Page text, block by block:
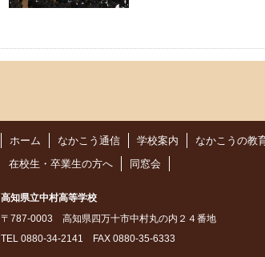
ホーム なかこう通信 学校案内 なかこうの教
在校生・卒業生の方へ
同窓会
高知県立中村高等学校
〒787-0003 高知県四万十市中村丸の内２４番地
TEL 0880-34-2141 FAX 0880-35-6333